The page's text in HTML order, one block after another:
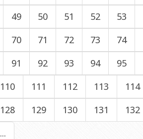
49 50 51 52 53
70 71 72 73 74
91 92 93 94 95
110 111 112 113 114
128 129 130 131 132
...